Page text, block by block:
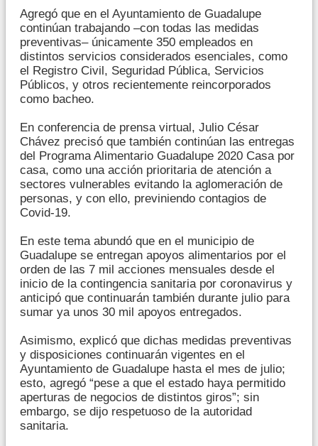
Agregó que en el Ayuntamiento de Guadalupe
continúan trabajando –con todas las medidas
preventivas– únicamente 350 empleados en
distintos servicios considerados esenciales, como
el Registro Civil, Seguridad Pública, Servicios
Públicos, y otros recientemente reincorporados
como bacheo.
En conferencia de prensa virtual, Julio César
Chávez precisó que también continúan las entregas
del Programa Alimentario Guadalupe 2020 Casa por
casa, como una acción prioritaria de atención a
sectores vulnerables evitando la aglomeración de
personas, y con ello, previniendo contagios de
Covid-19.
En este tema abundó que en el municipio de
Guadalupe se entregan apoyos alimentarios por el
orden de las 7 mil acciones mensuales desde el
inicio de la contingencia sanitaria por coronavirus y
anticipó que continuarán también durante julio para
sumar ya unos 30 mil apoyos entregados.
Asimismo, explicó que dichas medidas preventivas
y disposiciones continuarán vigentes en el
Ayuntamiento de Guadalupe hasta el mes de julio;
esto, agregó “pese a que el estado haya permitido
aperturas de negocios de distintos giros”; sin
embargo, se dijo respetuoso de la autoridad
sanitaria.